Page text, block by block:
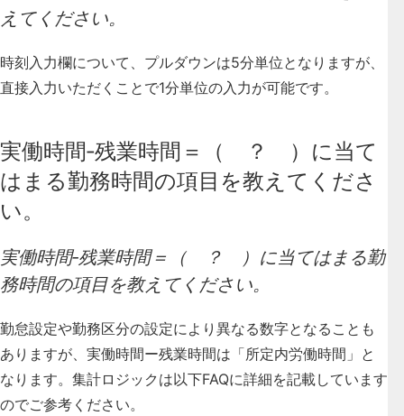
えてください。
時刻入力欄について、プルダウンは5分単位となりますが、
直接入力いただくことで1分単位の入力が可能です。
実働時間‐残業時間＝（ ？ ）に当て
はまる勤務時間の項目を教えてくださ
い。
実働時間‐残業時間＝（ ？ ）に当てはまる勤
務時間の項目を教えてください。
勤怠設定や勤務区分の設定により異なる数字となることも
ありますが、実働時間ー残業時間は「所定内労働時間」と
なります。集計ロジックは以下FAQに詳細を記載しています
のでご参考ください。